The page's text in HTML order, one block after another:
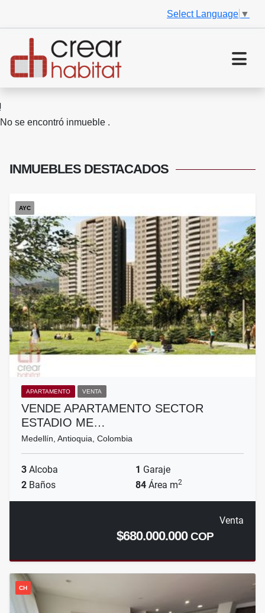
Select Language ▼
No se encontró inmueble .
INMUEBLES DESTACADOS
AYC
APARTAMENTO VENTA
VENDE APARTAMENTO SECTOR
ESTADIO ME…
Medellín, Antioquia, Colombia
3 Alcoba 1 Garaje
2 Baños 84 Área m2
Venta
$680.000.000COP
CH